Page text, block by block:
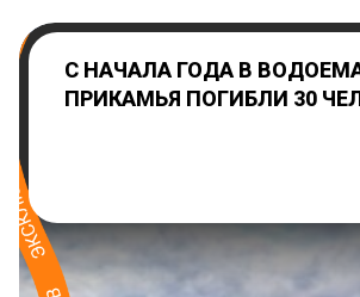
С НАЧАЛА ГОДА В
ПРИКАМЬЯ ПОГИБЛИ 30